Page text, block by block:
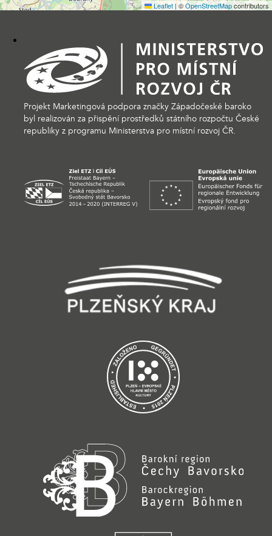
Leaflet |©OpenStreetMapcontributors
Projekt Marketingová podpora značky Západočeské baroko
byl realizován za přispění prostředků státního rozpočtu České
republiky z programu Ministerstva pro místní rozvoj ČR.